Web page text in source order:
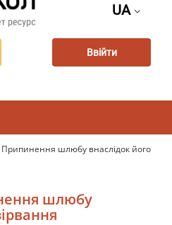
UA
Ввійти
Припинення шлюбу внаслідок його
шлюбу